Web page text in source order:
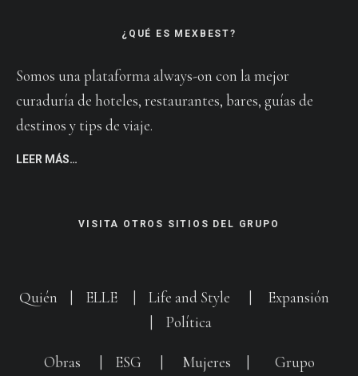
¿QUÉ ES MEXBEST?
Somos una plataforma always-on con la mejor
curaduría de hoteles, restaurantes, bares, guías de
destinos y tips de viaje.
LEER MÁS…
VISITA OTROS SITIOS DEL GRUPO
Quién ELLE Life and Style
Expansión
Política
Obras ESG Mujeres
Grupo